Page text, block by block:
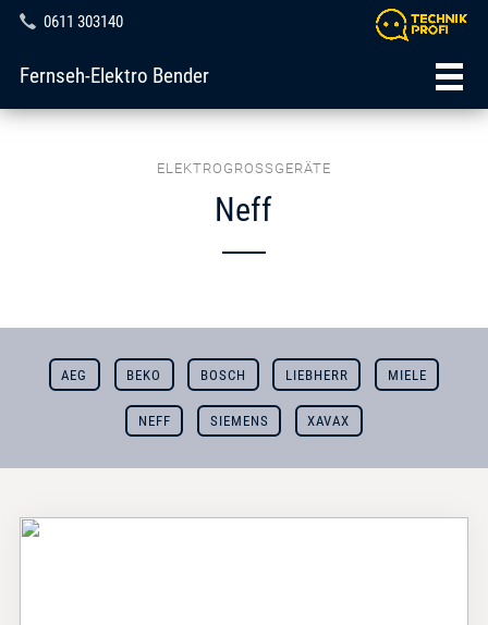
0611 303140
Fernseh-Elektro Bender
ELEKTROGROSSGERÄTE
Neff
AEG BEKO BOSCH LIEBHERR MIELE
NEFF SIEMENS XAVAX